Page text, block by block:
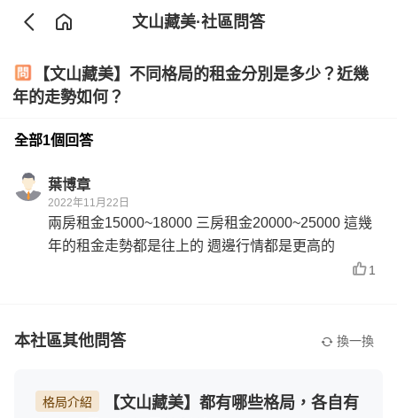
文山藏美·社區問答
【文山藏美】不同格局的租金分別是多少？近幾
年的走勢如何？
全部1個回答
葉博章
2022年11月22日
兩房租金15000~18000 三房租金20000~25000 這幾
年的租金走勢都是往上的 週邊行情都是更高的
1
本社區其他問答 換一換
格局介紹
【文山藏美】都有哪些格局，各自有